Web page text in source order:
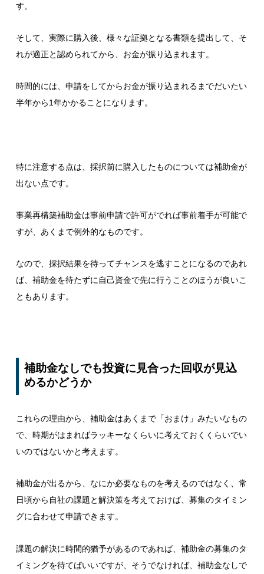
す。
そして、実際に購入後、様々な証拠となる書類を提出して、そ
れが適正と認められてから、お金が振り込まれます。
時間的には、申請をしてからお金が振り込まれるまでだいたい
半年から1年かかることになります。
特に注意する点は、採択前に購入したものについては補助金が
出ない点です。
事業再構築補助金は事前申請で許可がでれば事前着手が可能で
すが、あくまで例外的なものです。
なので、採択結果を待ってチャンスを逃すことになるのであれ
ば、補助金を待たずに自己資金で先に行うことのほうが良いこ
ともあります。
補助金なしでも投資に見合った回収が見込
めるかどうか
これらの理由から、補助金はあくまで「おまけ」みたいなもの
で、時期がはまればラッキーなくらいに考えておくくらいでい
いのではないかと考えます。
補助金が出るから、なにか必要なものを考えるのではなく、常
日頃から自社の課題と解決策を考えておけば、募集のタイミン
グに合わせて申請できます。
課題の解決に時間的猶予があるのであれば、補助金の募集のタ
イミングを待てばいいですが、そうでなければ、補助金なしで